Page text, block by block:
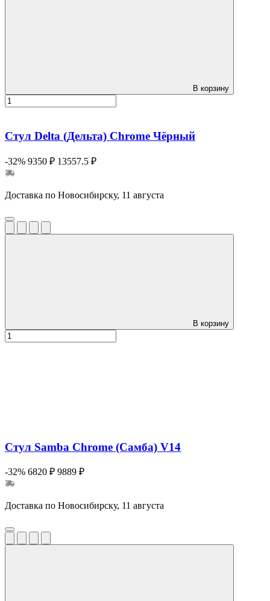
В корзину
Стул Delta (Дельта) Chrome Чёрный
-32% 9350 ₽ 13557.5 ₽
Доставка по Новосибирску, 11 августа
В корзину
Стул Samba Chrome (Самба) V14
-32% 6820 ₽ 9889 ₽
Доставка по Новосибирску, 11 августа